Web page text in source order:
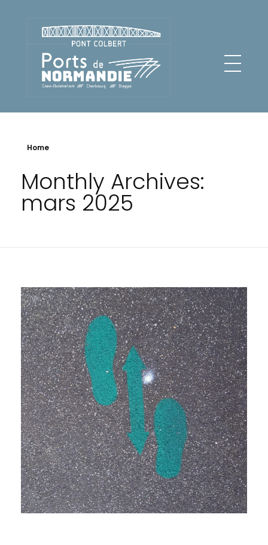
Home
Monthly Archives:
mars 2025